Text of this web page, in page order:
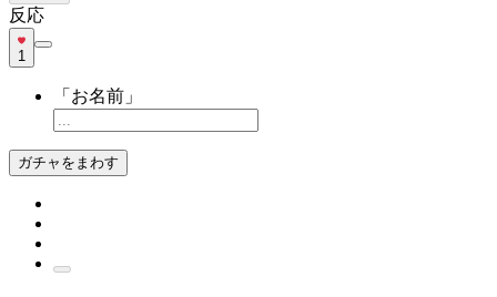
反応
1
「お名前」
ガチャをまわす